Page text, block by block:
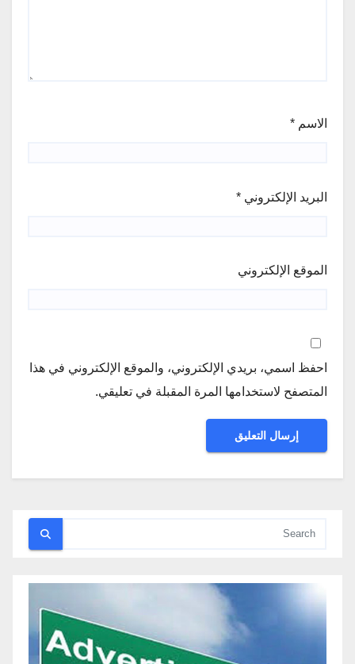
الاسم *
البريد الإلكتروني *
الموقع الإلكتروني
احفظ اسمي، بريدي الإلكتروني، والموقع الإلكتروني في هذا
المتصفح لاستخدامها المرة المقبلة في تعليقي.